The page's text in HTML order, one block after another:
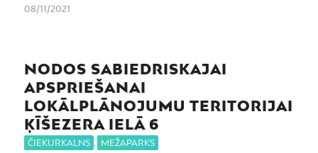
08/11/2021
NODOS SABIEDRISKAJAI
APSPRIEŠANAI
LOKĀLPLĀNOJUMU TERITORIJAI
ĶĪŠEZERA IELĀ 6
ČIEKURKALNS , MEŽAPARKS